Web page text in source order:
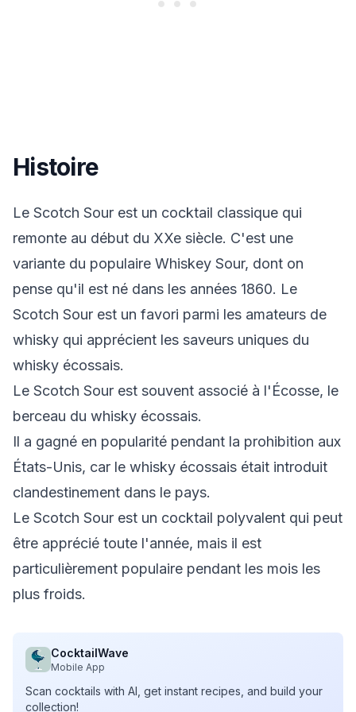
Histoire
Le Scotch Sour est un cocktail classique qui
remonte au début du XXe siècle. C'est une
variante du populaire Whiskey Sour, dont on
pense qu'il est né dans les années 1860. Le
Scotch Sour est un favori parmi les amateurs de
whisky qui apprécient les saveurs uniques du
whisky écossais.
Le Scotch Sour est souvent associé à l'Écosse, le
berceau du whisky écossais.
Il a gagné en popularité pendant la prohibition aux
États-Unis, car le whisky écossais était introduit
clandestinement dans le pays.
Le Scotch Sour est un cocktail polyvalent qui peut
être apprécié toute l'année, mais il est
particulièrement populaire pendant les mois les
plus froids.
CocktailWave
Mobile App
Scan cocktails with AI, get instant recipes, and build your
collection!